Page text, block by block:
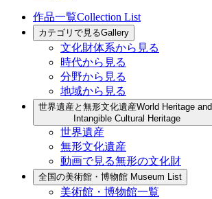
作品一覧Collection List
カテゴリで見るGallery
文化財体系から見る
時代から見る
分野から見る
地域から見る
世界遺産と無形文化遺産World Heritage and
Intangible Cultural Heritage
世界遺産
無形文化遺産
動画で見る無形の文化財
全国の美術館・博物館 Museum List
美術館・博物館一覧